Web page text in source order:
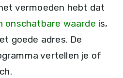
vermoeden hebt dat
onschatbare waarde is,
goede adres. De
vertellen je of